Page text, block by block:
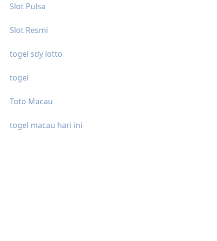
Slot Pulsa
Slot Resmi
togel sdy lotto
togel
Toto Macau
togel macau hari ini